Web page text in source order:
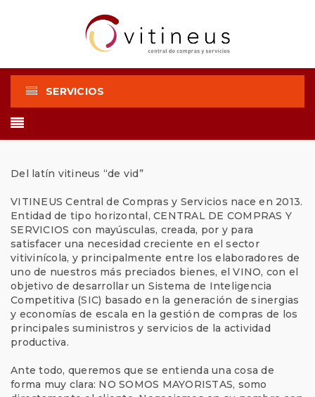
SERVICIOS
Del latín vitineus “de vid”
VITINEUS Central de Compras y Servicios nace en 2013.
Entidad de tipo horizontal, CENTRAL DE COMPRAS Y
SERVICIOS con mayúsculas, creada, por y para
satisfacer una necesidad creciente en el sector
vitivinícola, y principalmente entre los elaboradores de
uno de nuestros más preciados bienes, el VINO, con el
objetivo de desarrollar un Sistema de Inteligencia
Competitiva (SIC) basado en la generación de sinergias
y economías de escala en la gestión de compras de los
principales suministros y servicios de la actividad
productiva.
Ante todo, queremos que se entienda una cosa de
forma muy clara: NO SOMOS MAYORISTAS, somo